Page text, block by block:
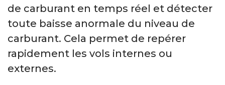
de carburant en temps réel et détecter
toute baisse anormale du niveau de
carburant. Cela permet de repérer
rapidement les vols internes ou
externes.